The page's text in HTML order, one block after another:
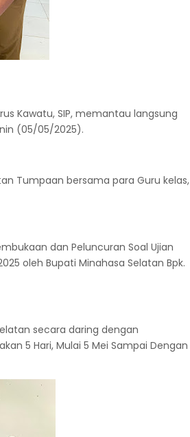
Kawatu, SIP, memantau langsung
(05/05/2025).
Tumpaan bersama para Guru kelas,
dan Peluncuran Soal Ujian
oleh Bupati Minahasa Selatan Bpk.
secara daring dengan
5 Hari, Mulai 5 Mei Sampai Dengan